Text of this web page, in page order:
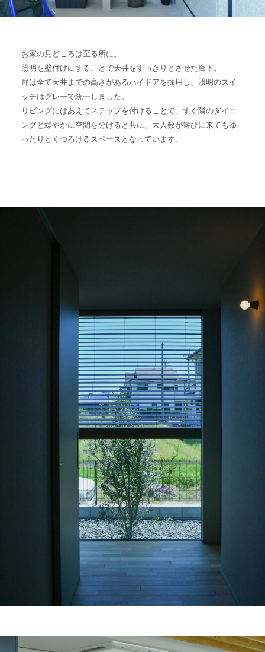
お家の見どころは至る所に。
照明を壁付けにすることで天井をすっきりとさせた廊下。
扉は全て天井までの高さがあるハイドアを採用し、照明のスイ
ッチはグレーで統一しました。
リビングにはあえてステップを付けることで、すぐ隣のダイニ
ングと緩やかに空間を分けると共に、大人数が遊びに来てもゆ
ったりとくつろげるスペースとなっています。